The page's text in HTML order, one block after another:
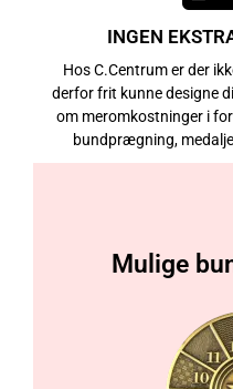
INGEN
Hos C.Centrum er der
derfor frit kunne designe
om meromkostninger i
bundprægning,
Mulige